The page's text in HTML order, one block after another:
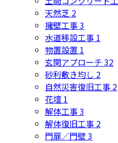
天然芝 2
擁壁工事3
水道移設工事 1
物置設置 1
玄関アプローチ 32
砂利敷き均し 2
自然災害復旧工事 2
花壇 1
解体工事3
解体復旧工事 2
門扉／門壁3